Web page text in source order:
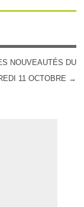
NOUVEAUTÉS DU
11 OCTOBRE →